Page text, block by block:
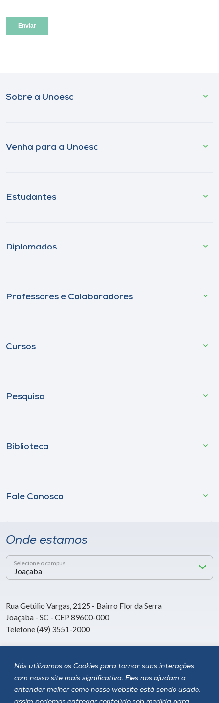
Nós utilizamos os Cookies para tornar suas interações
com nosso site mais significativa. Eles nos ajudam a
entender melhor como nosso website está sendo usado,
assim podemos entregar conteúdo sob medida para
Sobre a Unoesc
Venha para a Unoesc
Estudantes
Diplomados
Professores e Colaboradores
Cursos
Pesquisa
Biblioteca
Fale Conosco
Onde estamos
Selecione o campus
Rua Getúlio Vargas, 2125 - Bairro Flor da Serra
Joaçaba - SC - CEP 89600-000
Telefone (49) 3551-2000
Siga a Unoesc